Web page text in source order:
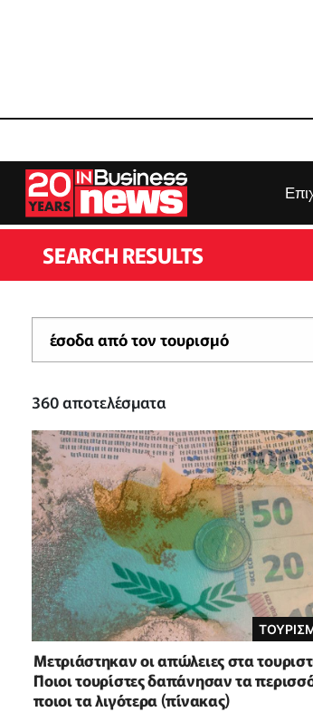
SEARCH RESULTS
360αποτελέσματα
Μετριάστηκαν οι απώλειες στα
Ποιοι τουρίστες δαπάνησαν τα
ποιοι τα λιγότερα (πίνακας)